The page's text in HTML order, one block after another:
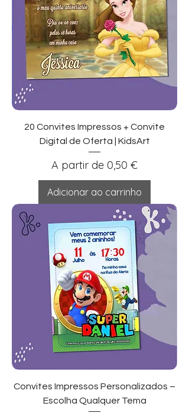
20 Convites Impressos + Convite
Digital de Oferta | KidsArt
A partir de 0,50 €
Preço promocional
Adicionar ao carrinho
Convites Impressos Personalizados –
Escolha Qualquer Tema